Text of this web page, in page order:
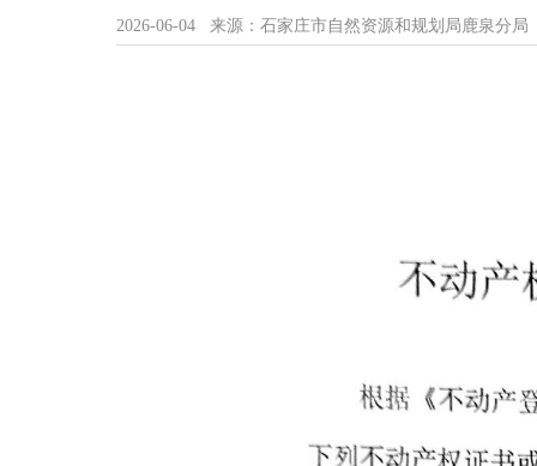
2026-06-04 来源：石家庄市自然资源和规划局鹿泉分局